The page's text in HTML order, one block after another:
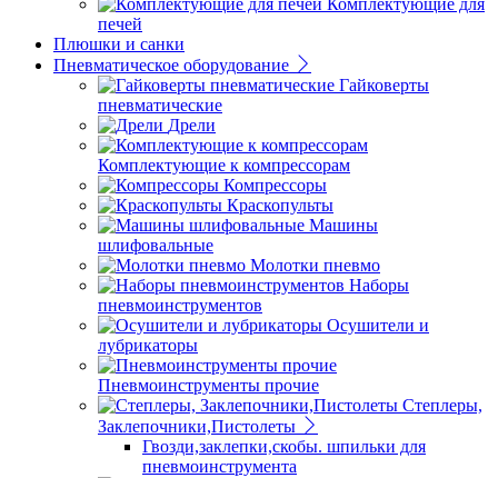
Комплектующие для
печей
Плюшки и санки
Пневматическое оборудование
Гайковерты
пневматические
Дрели
Комплектующие к компрессорам
Компрессоры
Краскопульты
Машины
шлифовальные
Молотки пневмо
Наборы
пневмоинструментов
Осушители и
лубрикаторы
Пневмоинструменты прочие
Степлеры,
Заклепочники,Пистолеты
Гвозди,заклепки,скобы. шпильки для
пневмоинструмента